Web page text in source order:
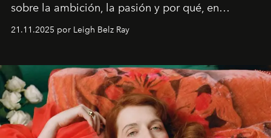
sobre la ambición, la pasión y por qué, en
ocasiones, la introspección puede esperar. “Es
importa si no lo entienden’”, confiesa.
21.11.2025 por Leigh Belz Ray